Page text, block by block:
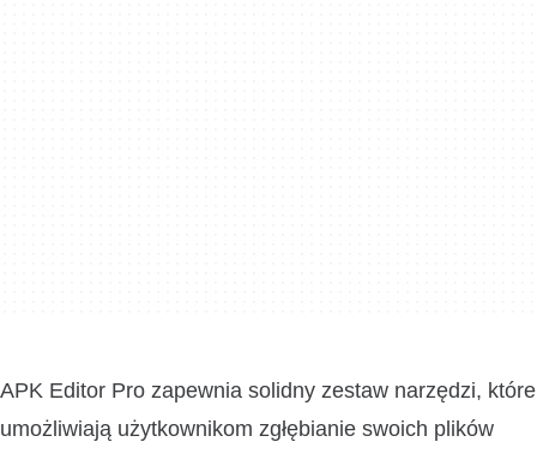
APK Editor Pro zapewnia solidny zestaw narzędzi, które
umożliwiają użytkownikom zgłębianie swoich plików